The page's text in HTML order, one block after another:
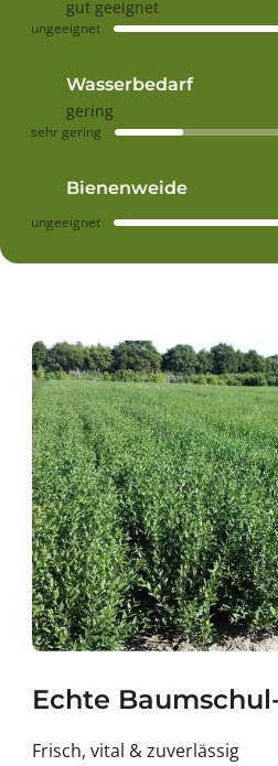
gut geeignet
ungeeignet
Wasserbedarf
gering
sehr gering
Bienenweide
ungeeignet
Echte
Frisch, vital & zuverlässig